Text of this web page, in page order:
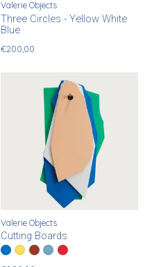
Valerie Objects
Three Circles - Yellow White
Blue
€200,00
Valerie Objects
Cutting Boards
Color: * — green blue white pink
green blue white pink
green yellow white pink
green yellow brown pink
brown blue white pink
black brown pink